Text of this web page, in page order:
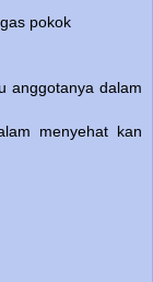
pokok
anggotanya dalam
menyehat kan